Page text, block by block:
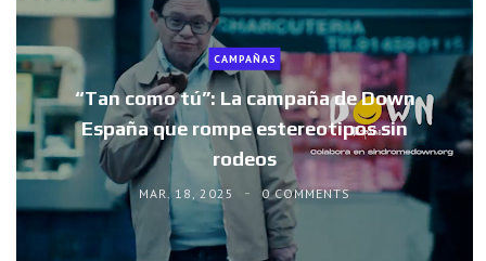
CAMPAÑAS
“Tan como tú”: La campaña de Down
España que rompe estereotipos sin
rodeos
MAR. 18, 2025 0 COMMENTS